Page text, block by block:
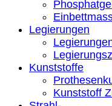
Legierungen
Kunststoffe
Kunststoff